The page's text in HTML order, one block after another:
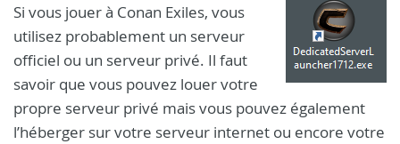
Si vous jouer à Conan Exiles, vous
utilisez probablement un serveur
officiel ou un serveur privé. Il faut
savoir que vous pouvez louer votre
propre serveur privé mais vous pouvez également
l’héberger sur votre serveur internet ou encore votre